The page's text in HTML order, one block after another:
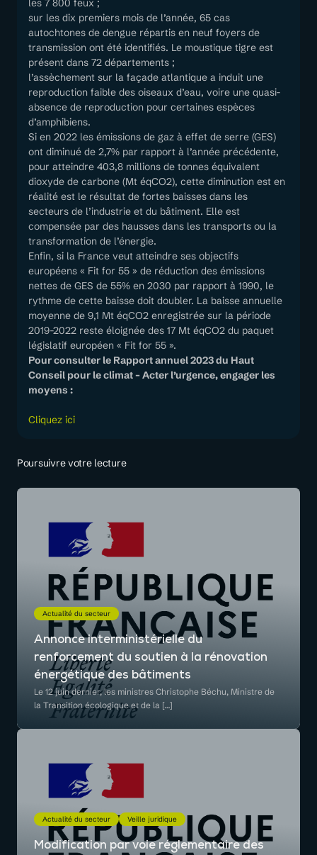
les 7 800 feux ;
sur les dix premiers mois de l’année, 65 cas
autochtones de dengue répartis en neuf foyers de
transmission ont été identifiés. Le moustique tigre est
présent dans 72 départements ;
l’assèchement sur la façade atlantique a induit une
reproduction faible des oiseaux d’eau, voire une quasi-
absence de reproduction pour certaines espèces
d’amphibiens.
Si en 2022 les émissions de gaz à effet de serre (GES)
ont diminué de 2,7% par rapport à l’année précédente,
pour atteindre 403,8 millions de tonnes équivalent
dioxyde de carbone (Mt éqCO2), cette diminution est en
réalité est le résultat de fortes baisses dans les
secteurs de l’industrie et du bâtiment. Elle est
compensée par des hausses dans les transports ou la
transformation de l’énergie.
Enfin, si la France veut atteindre ses objectifs
européens « Fit for 55 » de réduction des émissions
nettes de GES de 55% en 2030 par rapport à 1990, le
rythme de cette baisse doit doubler. La baisse annuelle
moyenne de 9,1 Mt éqCO2 enregistrée sur la période
2019-2022 reste éloignée des 17 Mt éqCO2 du paquet
législatif européen « Fit for 55 ».
Pour consulter le Rapport annuel 2023 du Haut
Conseil pour le climat – Acter l’urgence, engager les
moyens :
Cliquez ici
Poursuivre votre lecture
Actualité du secteur
Annonce interministérielle du
renforcement du soutien à la rénovation
énergétique des bâtiments
Le 12 juin dernier, les ministres Christophe Béchu, Ministre de
la Transition écologique et de la […]
Actualité du secteur Veille juridique
Modification par voie réglementaire des